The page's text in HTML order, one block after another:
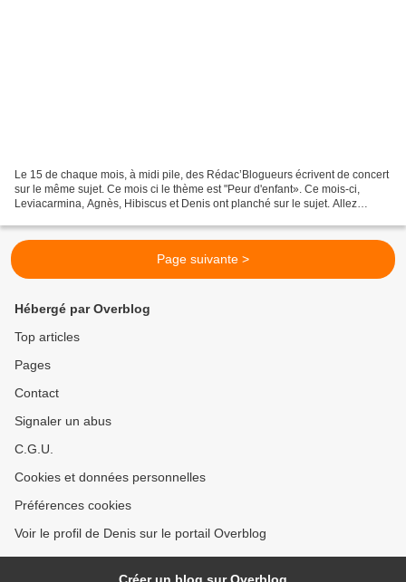
Le 15 de chaque mois, à midi pile, des Rédac’Blogueurs écrivent de concert
sur le même sujet. Ce mois ci le thème est "Peur d'enfant». Ce mois-ci,
Leviacarmina, Agnès, Hibiscus et Denis ont planché sur le sujet. Allez
Page suivante >
Hébergé par Overblog
Top articles
Pages
Contact
Signaler un abus
C.G.U.
Cookies et données personnelles
Préférences cookies
Voir le profil de Denis sur le portail Overblog